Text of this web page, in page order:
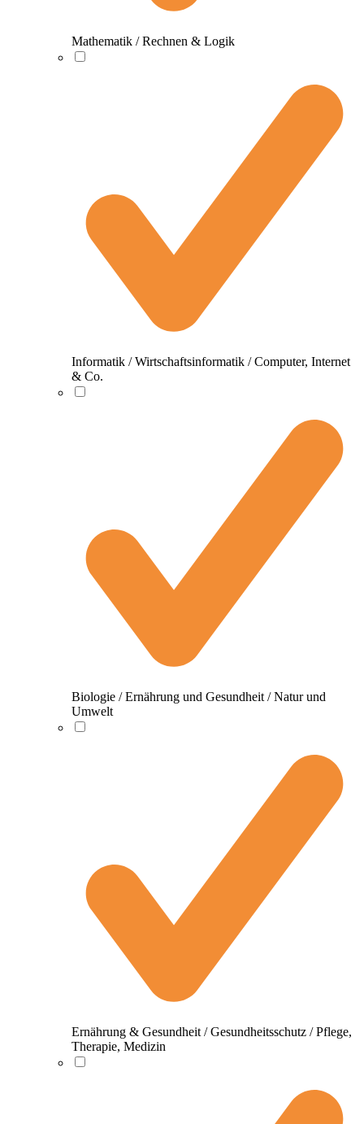
Mathematik / Rechnen & Logik
Informatik / Wirtschaftsinformatik / Computer, Internet
& Co.
Biologie / Ernährung und Gesundheit / Natur und
Umwelt
Ernährung & Gesundheit / Gesundheitsschutz / Pflege,
Therapie, Medizin